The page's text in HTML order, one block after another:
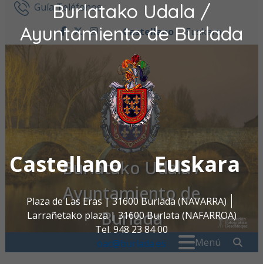
Burlatako Udala /
Ayuntamiento de Burlada
Castellano Euskara
Plaza de Las Eras | 31600 Burlada (NAVARRA)
Larrañetako plaza | 31600 Burlata (NAFARROA)
Tel. 948 23 84 00
oac@burlada.es
Ir al contenidoGuía Teléfonos
facebook
twitter
instagram
Castellano Euskara
Burlatako Udala /
Ayuntamiento de
Burlada
Menú